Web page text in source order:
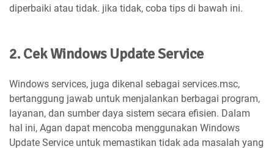
diperbaiki atau tidak. jika tidak, coba tips di bawah ini.
2. Cek Windows Update Service
Windows services, juga dikenal sebagai services.msc,
bertanggung jawab untuk menjalankan berbagai program,
layanan, dan sumber daya sistem secara efisien. Dalam
hal ini, Agan dapat mencoba menggunakan Windows
Update Service untuk memastikan tidak ada masalah yang